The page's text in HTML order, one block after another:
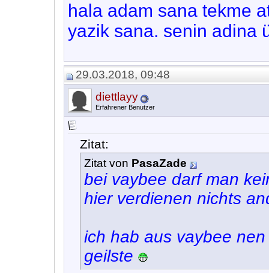
hala adam sana tekme
yazik sana. senin adina
29.03.2018, 09:48
diettlayy
Erfahrener Benutzer
Zitat:
Zitat von PasaZade
bei vaybee darf man
hier verdienen nichts
ich hab aus vaybee
geilste